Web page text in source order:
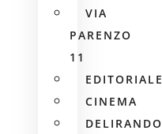
VIA
PARENZO
11
EDITORIALE
CINEMA
DELIRANDO